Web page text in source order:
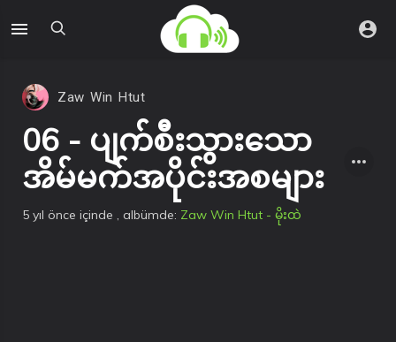
Zaw Win Htut
06 - ပျက်စီးသွားသော
အိမ်မက်အပိုင်းအစများ
5 yıl önce içinde , albümde: Zaw Win Htut - မိုးထဲ